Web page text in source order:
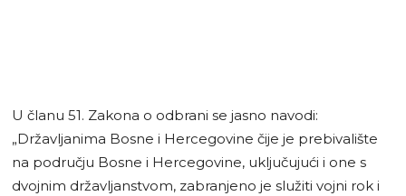
U članu 51. Zakona o odbrani se jasno navodi:
„Državljanima Bosne i Hercegovine čije je prebivalište
na području Bosne i Hercegovine, uključujući i one s
dvojnim državljanstvom, zabranjeno je služiti vojni rok i